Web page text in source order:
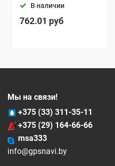
В наличии
762.01 руб
Мы на связи!
+375 (33) 311-35-11
+375 (29) 164-66-66
msa333
info@gpsnavi.by